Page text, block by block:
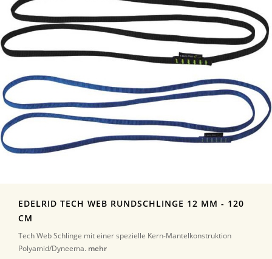
EDELRID TECH WEB RUNDSCHLINGE 12 MM - 120
CM
Tech Web Schlinge mit einer spezielle Kern-Mantelkonstruktion
Polyamid/Dyneema. mehr